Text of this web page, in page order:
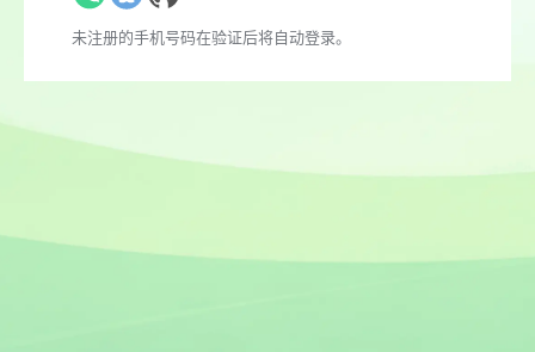
未注册的手机号码在验证后将自动登录。